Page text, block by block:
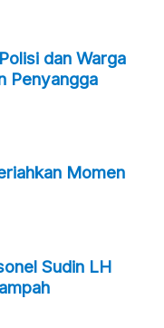
dan Warga
Penyangga
Momen
Sudin LH